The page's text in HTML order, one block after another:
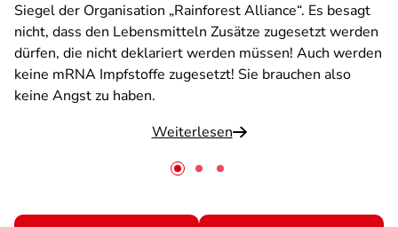
Siegel der Organisation „Rainforest Alliance“. Es besagt
nicht, dass den Lebensmitteln Zusätze zugesetzt werden
dürfen, die nicht deklariert werden müssen! Auch werden
keine mRNA Impfstoffe zugesetzt! Sie brauchen also
keine Angst zu haben.
Weiterlesen